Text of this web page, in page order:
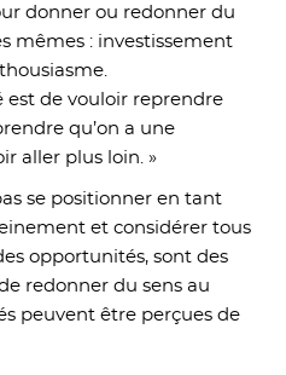
donner ou redonner du
mêmes : investissement
est de vouloir reprendre
qu’on a une
aller plus loin. »
se positionner en tant
et considérer tous
opportunités, sont des
redonner du sens au
peuvent être perçues de